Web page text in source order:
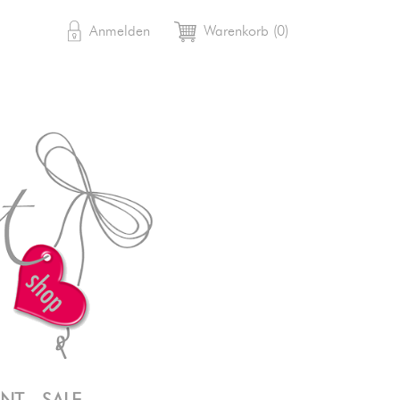
 Anmelden shopping_cart Warenkorb (0)